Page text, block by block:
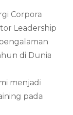
Corpora
Leadership
di Dunia
menjadi
pada